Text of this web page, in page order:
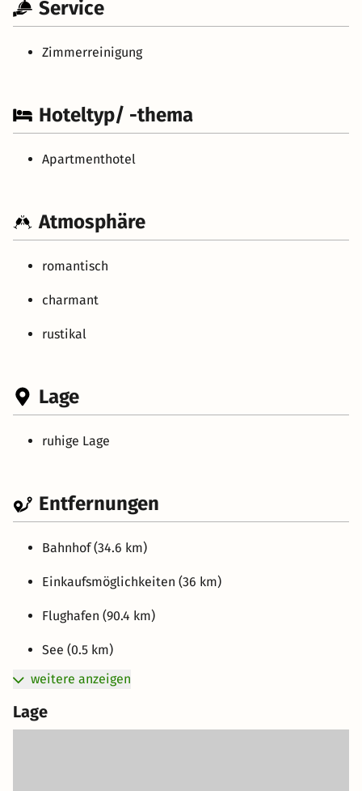
Service
Zimmerreinigung
Hoteltyp/ -thema
Apartmenthotel
Atmosphäre
romantisch
charmant
rustikal
Lage
ruhige Lage
Entfernungen
Bahnhof (34.6 km)
Einkaufsmöglichkeiten (36 km)
Flughafen (90.4 km)
See (0.5 km)
weitere anzeigen
Lage